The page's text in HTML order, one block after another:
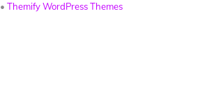
•Themify WordPress Themes